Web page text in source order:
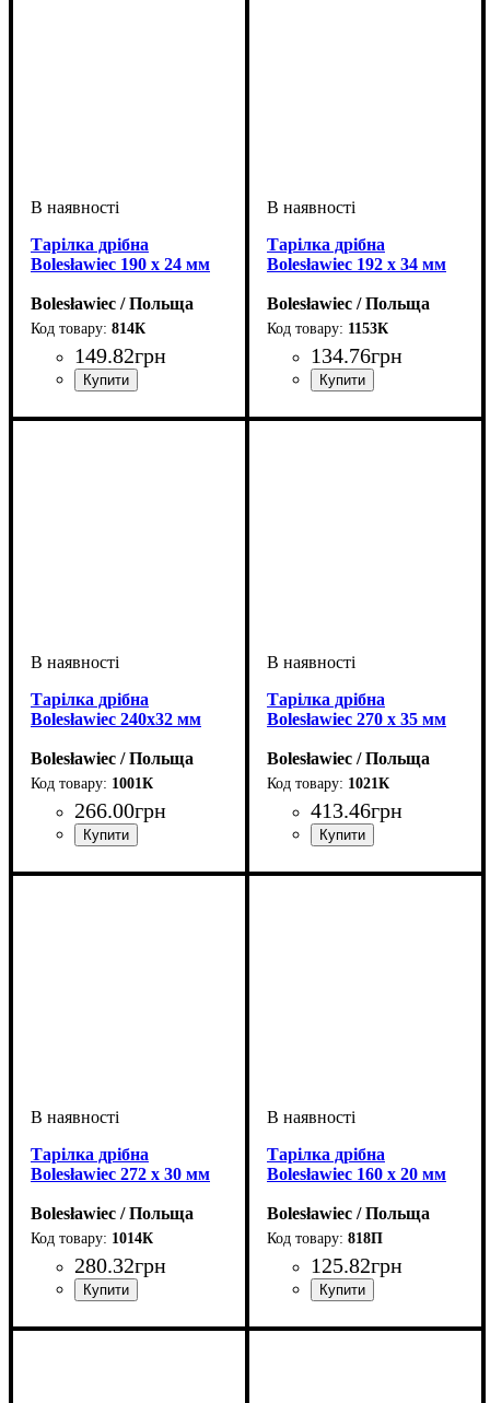
Тарілка дрібна
Bolesławiec 190 x 24 мм
Bolesławiec / Польща
814К
149.82грн
Тарілка дрібна
Bolesławiec 192 x 34 мм
Bolesławiec / Польща
1153К
134.76грн
Тарілка дрібна
Bolesławiec 240x32 мм
Bolesławiec / Польща
1001К
266.00грн
Тарілка дрібна
Bolesławiec 270 x 35 мм
Bolesławiec / Польща
1021К
413.46грн
Тарілка дрібна
Bolesławiec 272 x 30 мм
Bolesławiec / Польща
1014К
280.32грн
Тарілка дрібна
Bolesławiec 160 x 20 мм
Bolesławiec / Польща
818П
125.82грн